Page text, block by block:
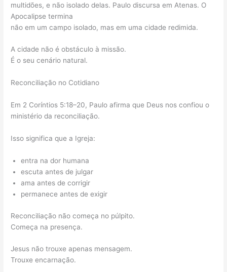
multidões, e não isolado delas. Paulo discursa em Atenas. O
Apocalipse termina
não em um campo isolado, mas em uma cidade redimida.
A cidade não é obstáculo à missão.
É o seu cenário natural.
Reconciliação no Cotidiano
Em 2 Coríntios 5:18–20, Paulo afirma que Deus nos confiou o
ministério da reconciliação.
Isso significa que a Igreja:
entra na dor humana
escuta antes de julgar
ama antes de corrigir
permanece antes de exigir
Reconciliação não começa no púlpito.
Começa na presença.
Jesus não trouxe apenas mensagem.
Trouxe encarnação.